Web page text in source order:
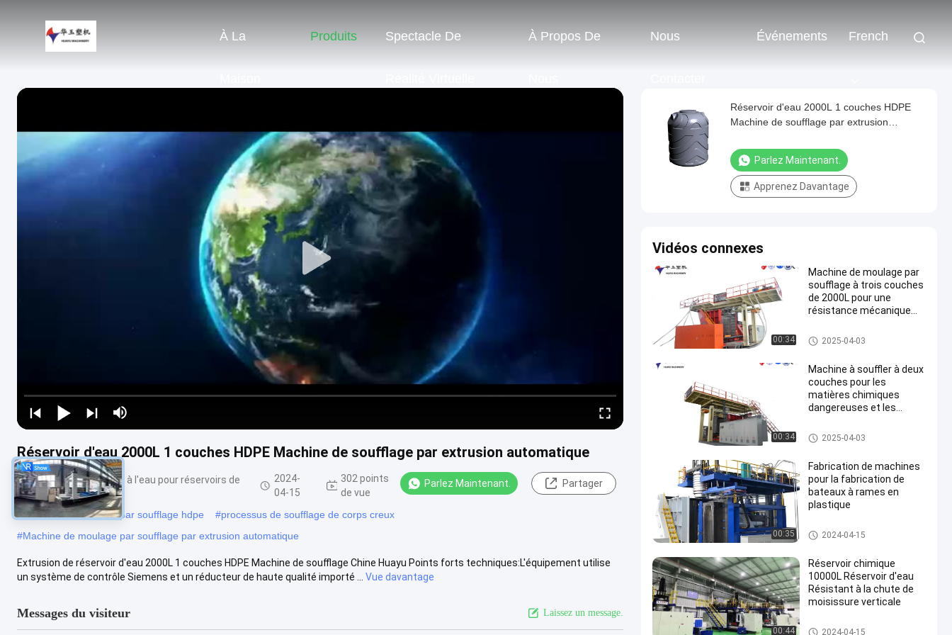
À La Produits Spectacle De À Propos De Nous Événements French
Réservoir d'eau 2000L 1 couches HDPE Machine de soufflage par extrusion automatique
Machine de soufflage à l'eau pour réservoirs de
500 à 2000 litres
2024-
04-15
302 points
de vue
Parlez Maintenant. Partager
# machine de moulage par soufflage hdpe #processus de soufflage de corps creux
#Machine de moulage par soufflage par extrusion automatique
Extrusion de réservoir d'eau 2000L 1 couches HDPE Machine de soufflage Chine Huayu Points forts techniques:L'équipement utilise
un système de contrôle Siemens et un réducteur de haute qualité importé ...
Vue davantage
Messages du visiteur Laissez un message.
Réservoir d'eau 2000L 1 couches HDPE
Machine de soufflage par extrusion
Parlez Maintenant.
Apprenez Davantage
Vidéos connexes
00:34
Machine de moulage par
soufflage à trois couches
de 2000L pour une
résistance mécanique
Machine de soufflage à l'eau p
our réservoirs de 500 à 2000 li
2025-04-03
00:34
Machine à souffler à deux
couches pour les
matières chimiques
dangereuses et les
Machine de soufflage à l'eau p
our réservoirs de 500 à 2000 li
2025-04-03
00:35
Fabrication de machines
pour la fabrication de
bateaux à rames en
plastique
Machines de moulage par sou
fflage de kayaks
2024-04-15
00:44
Réservoir chimique
10000L Réservoir d'eau
Résistant à la chute de
moisissure verticale
Moulé par soufflage
2024-04-15